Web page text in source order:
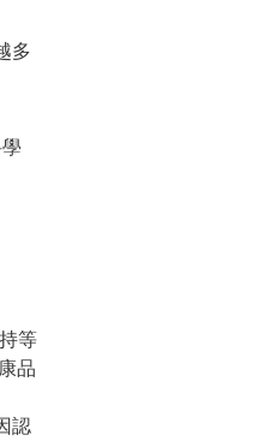
多
等
品
認